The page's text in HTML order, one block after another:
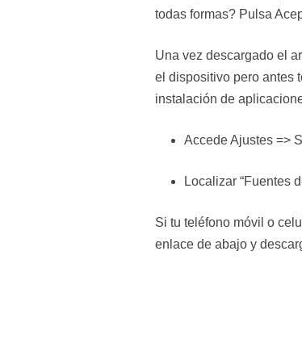
todas formas? Pulsa
Una vez descargado el
el dispositivo pero antes
instalación de
Accede Ajustes =>
Localizar “Fuentes
Si tu teléfono móvil o
enlace de abajo y